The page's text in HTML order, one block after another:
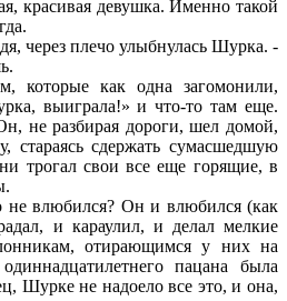
красивая девушка. Именно такой
через плечо улыбнулась Шурка. -
которые как одна загомонили,
выиграла!» и что-то там еще.
не разбирая дороги, шел домой,
стараясь сдержать сумасшедшую
трогал свои все еще горящие, в
не влюбился? Он и влюбился (как
и караулил, и делал мелкие
отирающимся у них на
пацана была
Шурке не надоело все это, и она,